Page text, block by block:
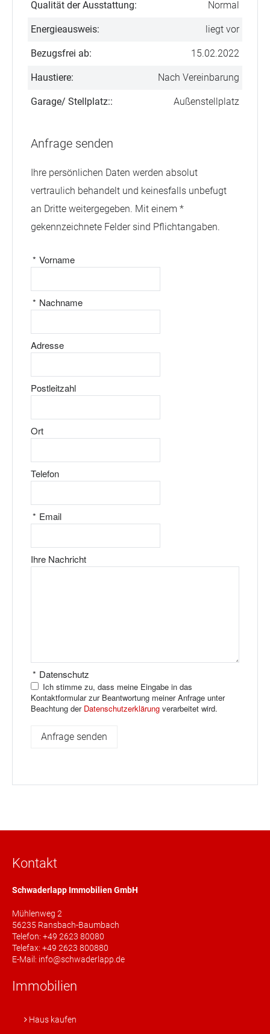
Qualität der Ausstattung: Normal
Energieausweis: liegt vor
Bezugsfrei ab: 15.02.2022
Haustiere: Nach Vereinbarung
Garage/ Stellplatz:: Außenstellplatz
Anfrage senden
Ihre persönlichen Daten werden absolut
vertraulich behandelt und keinesfalls unbefugt
an Dritte weitergegeben. Mit einem *
gekennzeichnete Felder sind Pflichtangaben.
Vorname
*
Nachname
*
Adresse
Postleitzahl
Ort
Telefon
Email
*
Ihre Nachricht
Datenschutz
*
Ich stimme zu, dass meine Eingabe in das
Kontaktformular zur Beantwortung meiner Anfrage unter
Beachtung der Datenschutzerklärung verarbeitet wird.
Kontakt
Schwaderlapp Immobilien GmbH
Mühlenweg 2
56235 Ransbach-Baumbach
Telefon: +49 2623 80080
Telefax: +49 2623 800880
E-Mail: info@schwaderlapp.de
Immobilien
Haus kaufen